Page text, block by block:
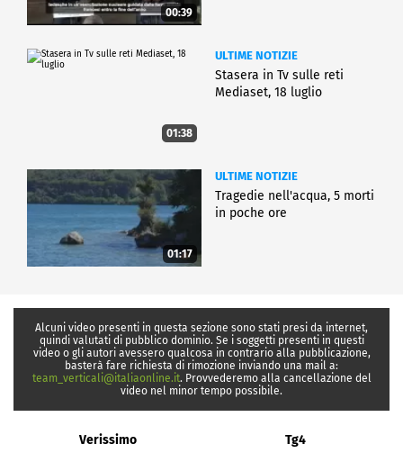
00:39
01:38
ULTIME NOTIZIE
Stasera in Tv sulle reti
Mediaset, 18 luglio
01:17
ULTIME NOTIZIE
Tragedie nell'acqua, 5 morti
in poche ore
Alcuni video presenti in questa sezione sono stati presi da internet,
quindi valutati di pubblico dominio. Se i soggetti presenti in questi
video o gli autori avessero qualcosa in contrario alla pubblicazione,
basterà fare richiesta di rimozione inviando una mail a:
team_verticali@italiaonline.it. Provvederemo alla cancellazione del
video nel minor tempo possibile.
Verissimo Tg4